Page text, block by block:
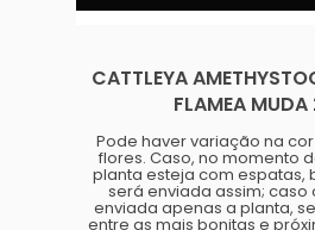
Bauru, onde plantas são
acompanhamento diário.
Também oferecemos suporte
para quem está começando,
necessidades de luz, rega e
manejo de cada espécie.
No Orquidário Bauru, cada
planta é tratada com respeito, e
cada cliente é recebido com
CATTLEYA
FLAMEA
Pode haver variação na
flores. Caso, no momento
planta esteja com espatas,
será enviada assim; caso
enviada apenas a planta,
entre as mais bonitas e